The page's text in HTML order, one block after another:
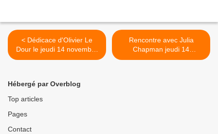
< Dédicace d'Olivier Le
Dour le jeudi 14 novembre
de 10h30 à 12h30
Rencontre avec Julia
Chapman jeudi 14
novembre à partir de 18h30
Hébergé par Overblog
Top articles
Pages
Contact